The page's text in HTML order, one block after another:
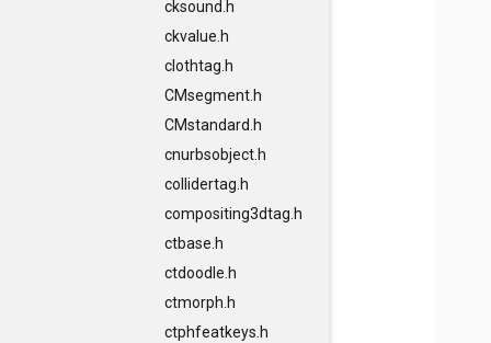
cksound.h
ckvalue.h
clothtag.h
CMsegment.h
CMstandard.h
cnurbsobject.h
collidertag.h
compositing3dtag.h
ctbase.h
ctdoodle.h
ctmorph.h
ctphfeatkeys.h